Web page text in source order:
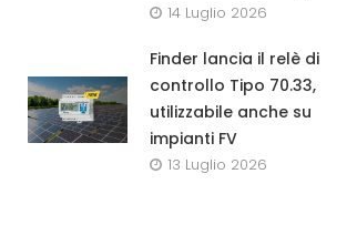
14 Luglio 2026
Finder lancia il relè di
controllo Tipo 70.33,
utilizzabile anche su
impianti FV
13 Luglio 2026